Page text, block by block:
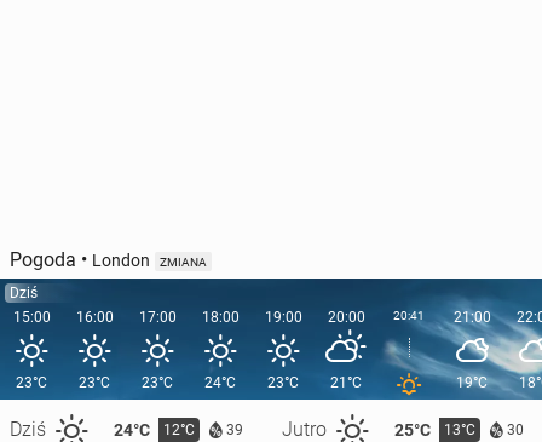
Pogoda • London ZMIANA
Dziś
15:00
23°C
Dziś 24°C 12°C 39 Jutro 25°C 13°C 30
16:00
23°C
17:00
23°C
18:00
24°C
19:00
23°C
20:00
21°C
20:41 21:00
19°C